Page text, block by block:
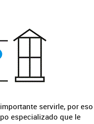
servirle, por eso
especializado que le